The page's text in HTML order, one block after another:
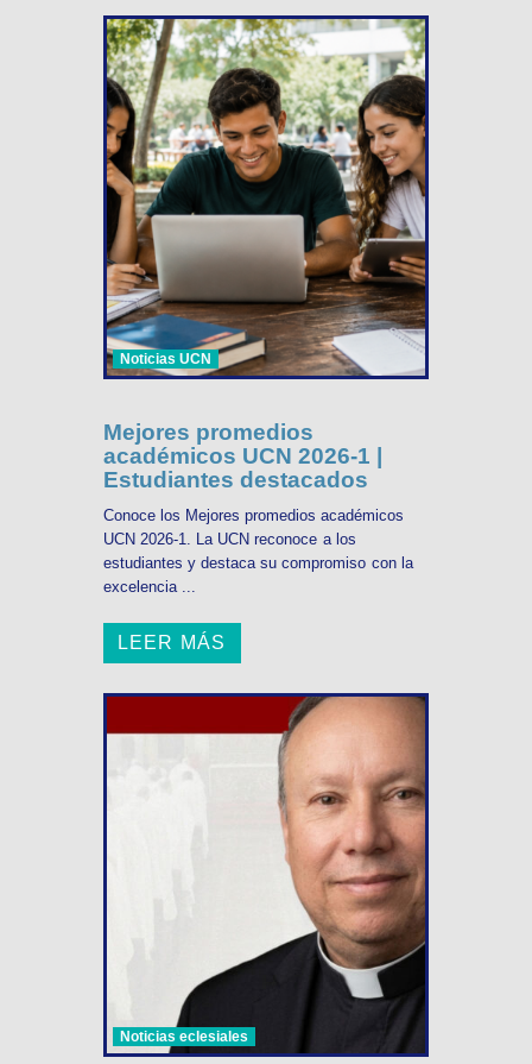
Noticias UCN
Mejores promedios
académicos UCN 2026-1 |
Estudiantes destacados
Conoce los Mejores promedios académicos
UCN 2026-1. La UCN reconoce a los
estudiantes y destaca su compromiso con la
excelencia ...
LEER MÁS
Noticias eclesiales